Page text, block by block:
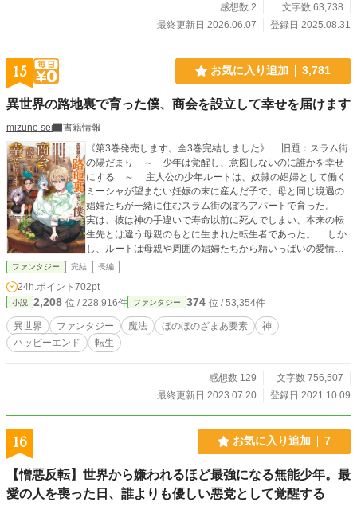
感想数 2
文字数 63,738
最終更新日 2026.06.07
登録日 2025.08.31
15 お気に入り追加 3,781
異世界の路地裏で育った僕、商会を設立して幸せを届けます
mizuno sei
書籍情報
《第3巻発売します。全3巻完結しました》 旧題：スラム街
の陽だまり ～ 少年は覚醒し、意図しないのに誰かを幸せ
にする ～ 主人公の少年ルートは、奴隷の娼婦として働く
ミーシャが望まない妊娠の末に産んだ子で、母と同じ境遇の
娼婦たちが一緒に住むスラム街のぼろアパートで育った。
実は、彼は神の手違いで寿命以前に死んでしまい、本来の転
生先とは違う母親のもとに生まれた転生者であった。 しか
し、ルートは母親や周囲の娼婦たちから精いっぱいの愛情を
受けて、心優しい少年に育っていった。やがて、10歳の誕生
日が来て、ルートは教会で、神から仕事に就くための『技能
スキル』を受ける儀式に臨んだ。その儀式の途中で、彼は神
に招かれ、転生にいきさつを聞き、忘れていた前世の記憶を
取り戻した。 神から、おわびとして特別なスキルを与えら
れたルートは、大好きな母親のミーシャや隣人の娼婦たちを
奴隷から解放し幸せにすることを目標に決め、その大きな夢
ファンタジー 完結 長編
24h.ポイント 702pt
小説 2,208 位 / 228,916件 ファンタジー 374 位 / 53,354件
異世界 ファンタジー 魔法 ほのぼのざまあ要素
神
ハッピーエンド
転生
感想数 129
文字数 756,507
最終更新日 2023.07.20
登録日 2021.10.09
16 お気に入り追加 7
【憎悪反転】世界から嫌われるほど最強になる無能少年。最
愛の人を喪った日、誰よりも優しい悪党として覚醒する